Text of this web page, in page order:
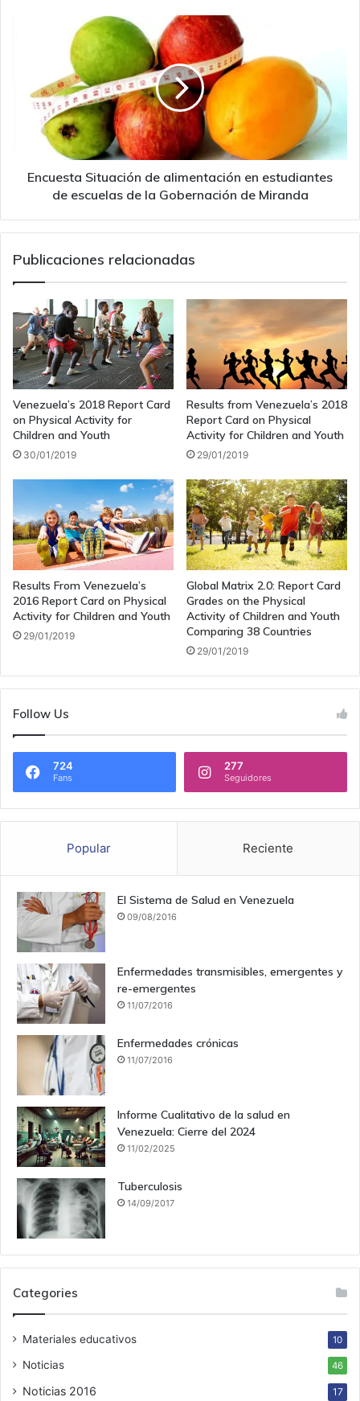
alimentación
estudiantes
escuelas
Gobernación
Miranda
Encuesta Situación de alimentación en estudiantes
de escuelas de la Gobernación de Miranda
Publicaciones relacionadas
Venezuela’s 2018 Report Card
on Physical Activity for
Children and Youth
30/01/2019
Results from Venezuela’s 2018
Report Card on Physical
Activity for Children and Youth
29/01/2019
Results From Venezuela’s
2016 Report Card on Physical
Activity for Children and Youth
29/01/2019
Global Matrix 2.0: Report Card
Grades on the Physical
Activity of Children and Youth
Comparing 38 Countries
29/01/2019
Follow Us
724
Fans
277
Seguidores
Popular Reciente
El Sistema de Salud en Venezuela
09/08/2016
Enfermedades transmisibles, emergentes y
re-emergentes
11/07/2016
Enfermedades crónicas
11/07/2016
Informe Cualitativo de la salud en
Venezuela: Cierre del 2024
11/02/2025
Tuberculosis
14/09/2017
Categories
Materiales educativos 10
Noticias 46
Noticias 2016 17